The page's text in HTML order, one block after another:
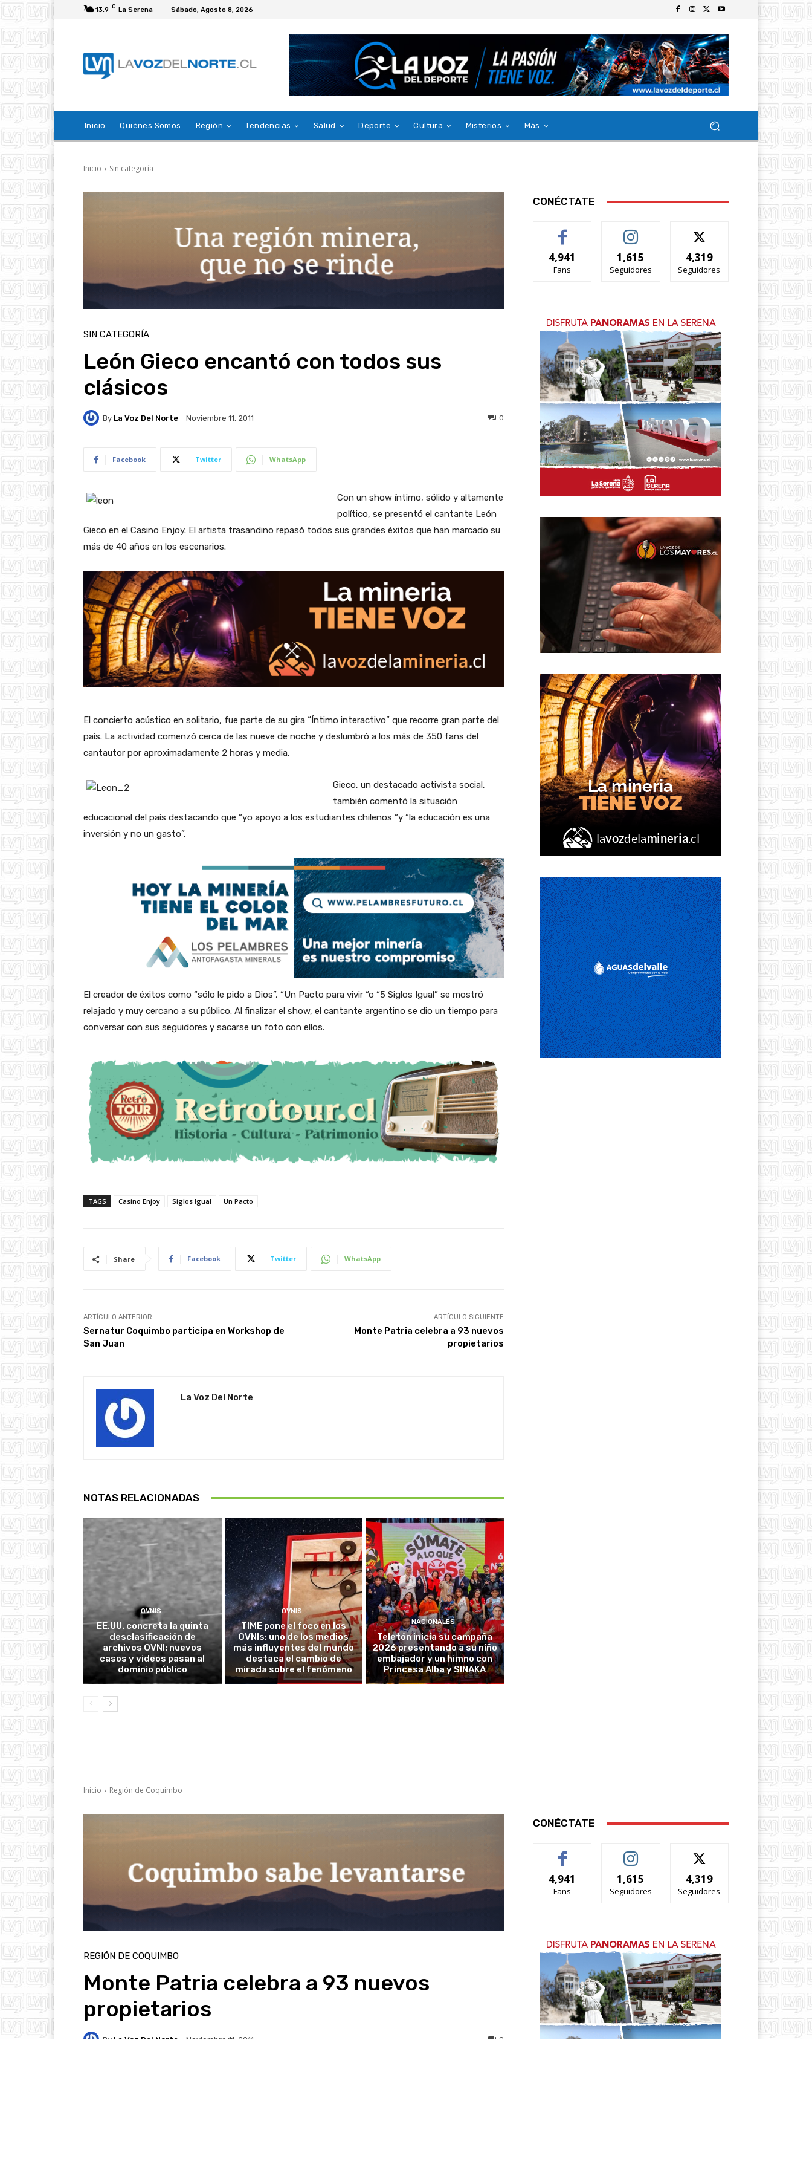
13.9 C La Serena Sábado, Agosto 8, 2026
Inicio Quiénes Somos Región Tendencias Salud Deporte Cultura Misterios Más
Inicio Sin categoría
SIN CATEGORÍA
León Gieco encantó con todos sus
clásicos
By La Voz Del Norte Noviembre 11, 2011 0
Facebook Twitter WhatsApp
Con un show íntimo, sólido y altamente
político, se presentó el cantante León
Gieco en el Casino Enjoy. El artista trasandino repasó todos sus grandes éxitos que han marcado su
más de 40 años en los escenarios.
El concierto acústico en solitario, fue parte de su gira “Íntimo interactivo” que recorre gran parte del
país. La actividad comenzó cerca de las nueve de noche y deslumbró a los más de 350 fans del
cantautor por aproximadamente 2 horas y media.
Gieco, un destacado activista social,
también comentó la situación
educacional del país destacando que “yo apoyo a los estudiantes chilenos “y “la educación es una
inversión y no un gasto”.
El creador de éxitos como “sólo le pido a Dios”, “Un Pacto para vivir “o “5 Siglos Igual” se mostró
relajado y muy cercano a su público. Al finalizar el show, el cantante argentino se dio un tiempo para
conversar con sus seguidores y sacarse un foto con ellos.
TAGS Casino Enjoy Siglos Igual Un Pacto
Share Facebook Twitter WhatsApp
ARTÍCULO ANTERIOR
Sernatur Coquimbo participa en Workshop de
San Juan
ARTÍCULO SIGUIENTE
Monte Patria celebra a 93 nuevos
propietarios
La Voz Del Norte
NOTAS RELACIONADAS
OVNIS
EE.UU. concreta la quinta
desclasificación de
archivos OVNI: nuevos
casos y videos pasan al
dominio público
OVNIS
TIME pone el foco en los
OVNIs: uno de los medios
más influyentes del mundo
destaca el cambio de
mirada sobre el fenómeno
NACIONALES
Teletón inicia su campaña
2026 presentando a su niño
embajador y un himno con
Princesa Alba y SINAKA
CONÉCTATE
4,941
Fans
1,615
Seguidores
4,319
Seguidores